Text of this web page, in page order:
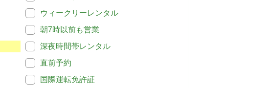
ウィークリーレンタル
朝7時以前も営業
深夜時間帯レンタル
直前予約
国際運転免許証